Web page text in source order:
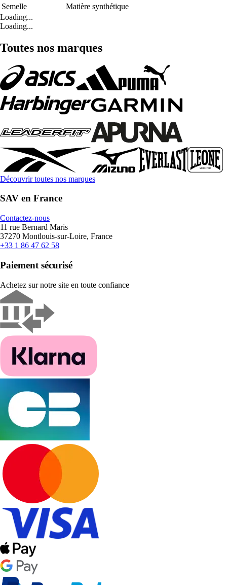
Semelle
Matière synthétique
Loading...
Loading...
Toutes nos marques
Découvrir toutes nos marques
SAV en France
Contactez-nous
11 rue Bernard Maris
37270 Montlouis-sur-Loire, France
+33 1 86 47 62 58
Paiement sécurisé
Achetez sur notre site en toute confiance